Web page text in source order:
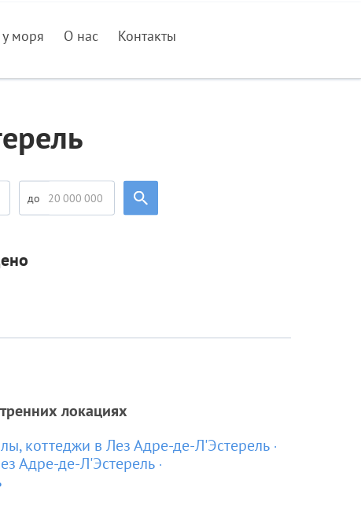
моря О нас Контакты
локациях
коттеджи в Лез Адре-де-Л'Эстерель
Адре-де-Л'Эстерель